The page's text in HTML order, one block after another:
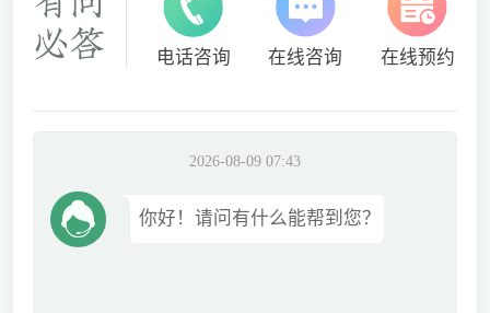
电话咨询 在线咨询 在线预约
2026-08-09 07:43
你好！请问有什么能帮到您？